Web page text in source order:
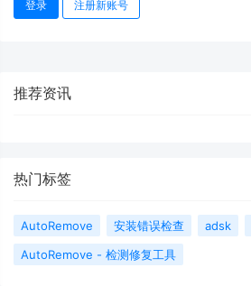
登录 注册新账号
推荐资讯
热门标签
AutoRemove 安装错误检查 adsk
AutoRemove - 检测修复工具